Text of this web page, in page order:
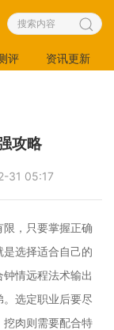
评 资讯更新
攻略
31 05:17
，只要掌握正确
选择适合自己的
情远程法术输出
选定职业后要尽
肉则需要配合特